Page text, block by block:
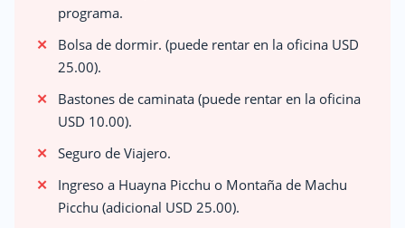
programa.
Bolsa de dormir. (puede rentar en la oficina USD
25.00).
Bastones de caminata (puede rentar en la oficina
USD 10.00).
Seguro de Viajero.
Ingreso a Huayna Picchu o Montaña de Machu
Picchu (adicional USD 25.00).